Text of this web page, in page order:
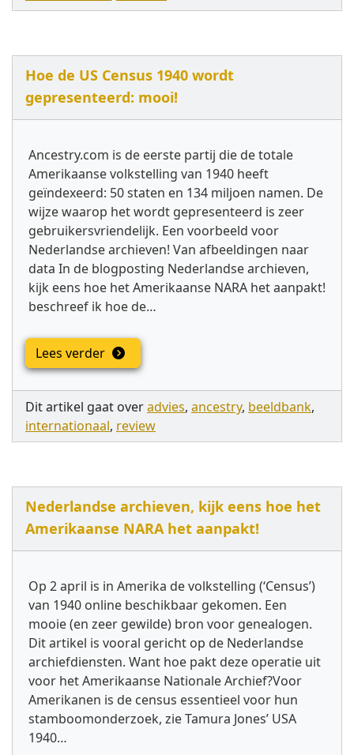
Hoe de US Census 1940 wordt
gepresenteerd: mooi!
Ancestry.com is de eerste partij die de totale
Amerikaanse volkstelling van 1940 heeft
geïndexeerd: 50 staten en 134 miljoen namen. De
wijze waarop het wordt gepresenteerd is zeer
gebruikersvriendelijk. Een voorbeeld voor
Nederlandse archieven! Van afbeeldingen naar
data In de blogposting Nederlandse archieven,
kijk eens hoe het Amerikaanse NARA het aanpakt!
beschreef ik hoe de…
Lees verder
Dit artikel gaat overadvies, ancestry, beeldbank,
internationaal, review
Nederlandse archieven, kijk eens hoe het
Amerikaanse NARA het aanpakt!
Op 2 april is in Amerika de volkstelling (‘Census’)
van 1940 online beschikbaar gekomen. Een
mooie (en zeer gewilde) bron voor genealogen.
Dit artikel is vooral gericht op de Nederlandse
archiefdiensten. Want hoe pakt deze operatie uit
voor het Amerikaanse Nationale Archief?Voor
Amerikanen is de census essentieel voor hun
stamboomonderzoek, zie Tamura Jones’ USA
1940…